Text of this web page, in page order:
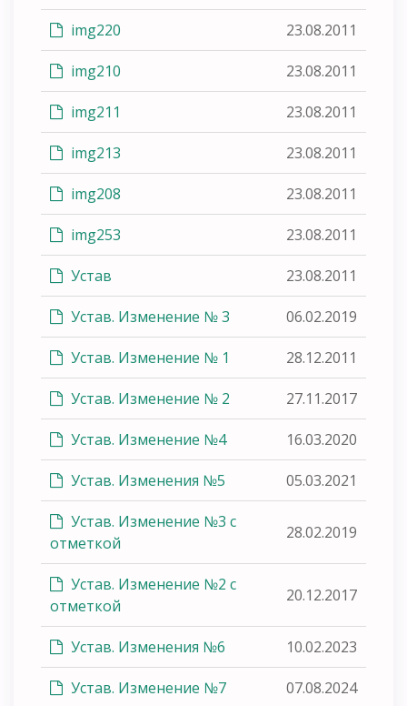
img220 23.08.2011
img210 23.08.2011
img211 23.08.2011
img213 23.08.2011
img208 23.08.2011
img253 23.08.2011
Устав 23.08.2011
Устав. Изменение № 3 06.02.2019
Устав. Изменение № 1 28.12.2011
Устав. Изменение № 2 27.11.2017
Устав. Изменение №4 16.03.2020
Устав. Изменения №5 05.03.2021
Устав. Изменение №3 с
отметкой
28.02.2019
Устав. Изменение №2 с
отметкой
20.12.2017
Устав. Изменения №6 10.02.2023
Устав. Изменение №7 07.08.2024